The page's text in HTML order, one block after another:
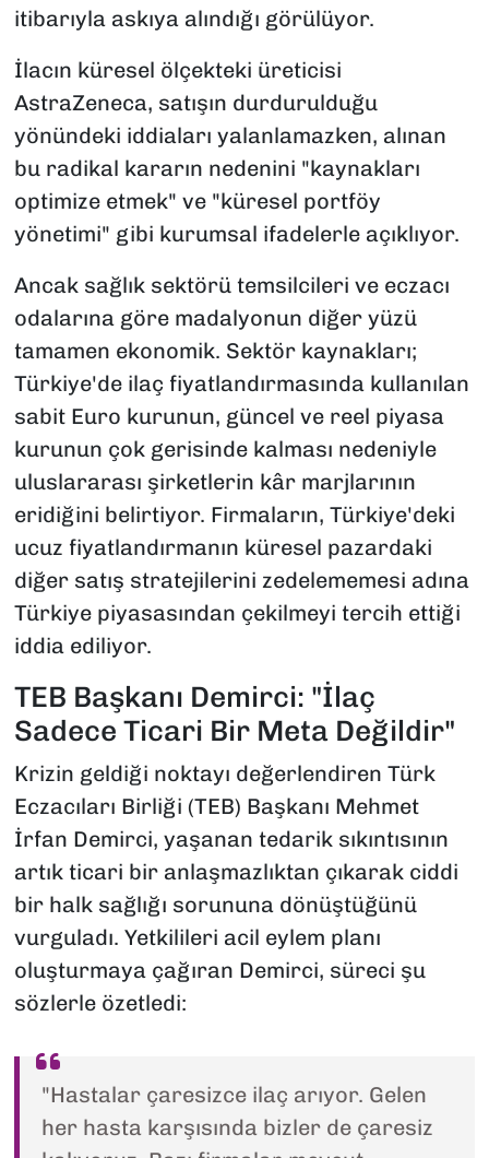
itibarıyla askıya alındığı görülüyor.
İlacın küresel ölçekteki üreticisi
AstraZeneca, satışın durdurulduğu
yönündeki iddiaları yalanlamazken, alınan
bu radikal kararın nedenini "kaynakları
optimize etmek" ve "küresel portföy
yönetimi" gibi kurumsal ifadelerle açıklıyor.
Ancak sağlık sektörü temsilcileri ve eczacı
odalarına göre madalyonun diğer yüzü
tamamen ekonomik. Sektör kaynakları;
Türkiye'de ilaç fiyatlandırmasında kullanılan
sabit Euro kurunun, güncel ve reel piyasa
kurunun çok gerisinde kalması nedeniyle
uluslararası şirketlerin kâr marjlarının
eridiğini belirtiyor. Firmaların, Türkiye'deki
ucuz fiyatlandırmanın küresel pazardaki
diğer satış stratejilerini zedelememesi adına
Türkiye piyasasından çekilmeyi tercih ettiği
iddia ediliyor.
TEB Başkanı Demirci: "İlaç
Sadece Ticari Bir Meta Değildir"
Krizin geldiği noktayı değerlendiren Türk
Eczacıları Birliği (TEB) Başkanı Mehmet
İrfan Demirci, yaşanan tedarik sıkıntısının
artık ticari bir anlaşmazlıktan çıkarak ciddi
bir halk sağlığı sorununa dönüştüğünü
vurguladı. Yetkilileri acil eylem planı
oluşturmaya çağıran Demirci, süreci şu
sözlerle özetledi:
"Hastalar çaresizce ilaç arıyor. Gelen
her hasta karşısında bizler de çaresiz